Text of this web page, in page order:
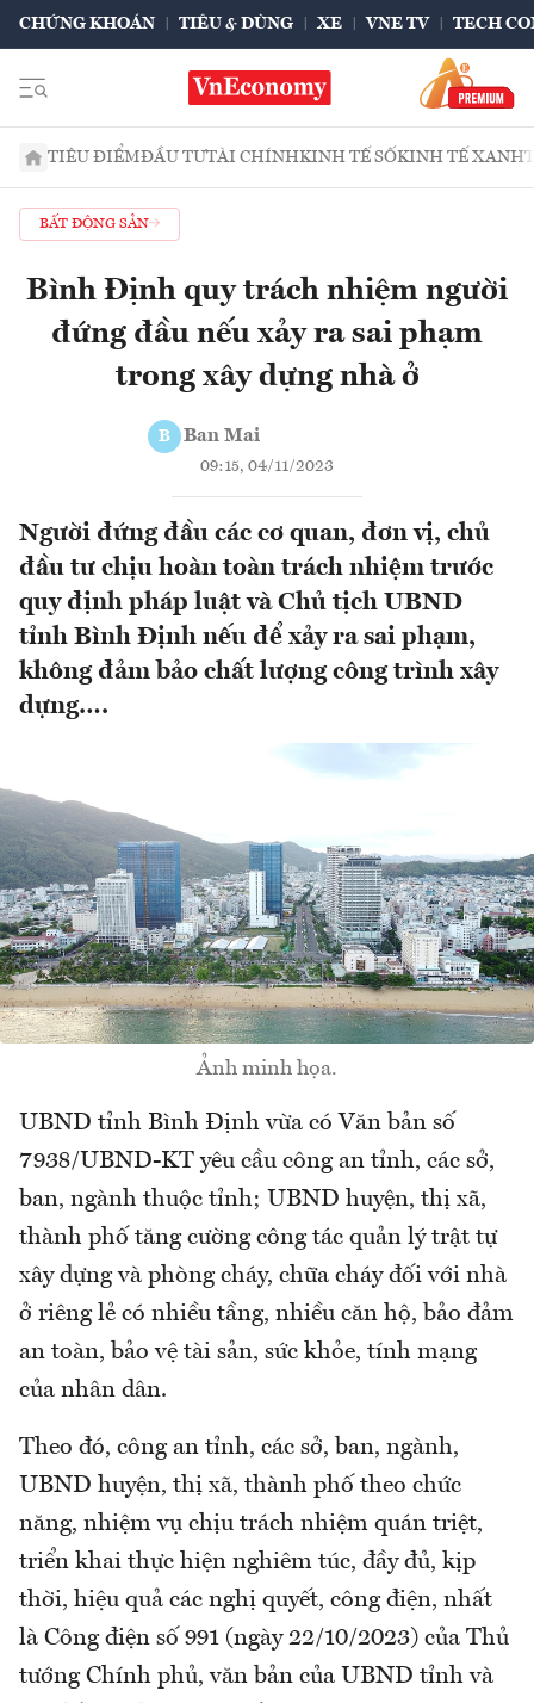
CHỨNG KHOÁN TIÊU & DÙNG XE VNE TV TECH
TIÊU ĐIỂMĐẦU TƯTÀI CHÍNHKINH TẾ SỐKINH TẾ XANH
BẤT ĐỘNG SẢN
Bình Định quy trách nhiệm người
đứng đầu nếu xảy ra sai phạm
trong xây dựng nhà ở
B Ban Mai
09:15, 04/11/2023
Người đứng đầu các cơ quan, đơn vị, chủ
đầu tư chịu hoàn toàn trách nhiệm trước
quy định pháp luật và Chủ tịch UBND
tỉnh Bình Định nếu để xảy ra sai phạm,
không đảm bảo chất lượng công trình xây
dựng….
Ảnh minh họa.
UBND tỉnh Bình Định vừa có Văn bản số
7938/UBND-KT yêu cầu công an tỉnh, các sở,
ban, ngành thuộc tỉnh; UBND huyện, thị xã,
thành phố tăng cường công tác quản lý trật tự
xây dựng và phòng cháy, chữa cháy đối với nhà
ở riêng lẻ có nhiều tầng, nhiều căn hộ, bảo đảm
an toàn, bảo vệ tài sản, sức khỏe, tính mạng
của nhân dân.
Theo đó, công an tỉnh, các sở, ban, ngành,
UBND huyện, thị xã, thành phố theo chức
năng, nhiệm vụ chịu trách nhiệm quán triệt,
triển khai thực hiện nghiêm túc, đầy đủ, kịp
thời, hiệu quả các nghị quyết, công điện, nhất
là Công điện số 991 (ngày 22/10/2023) của Thủ
tướng Chính phủ, văn bản của UBND tỉnh và